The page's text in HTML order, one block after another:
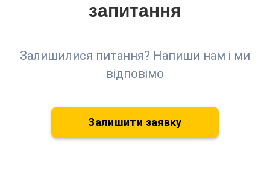
запитання
Залишилися питання? Напиши нам і ми
відповімо
Залишити заявку